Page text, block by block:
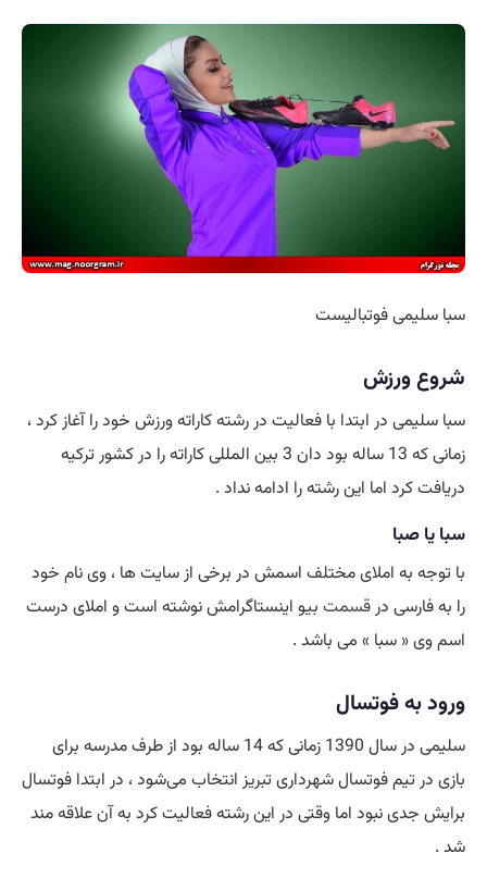
سبا سلیمی فوتبالیست
شروع ورزش
سبا سلیمی در ابتدا با فعالیت در رشته کاراته ورزش خود را آغاز کرد ،
زمانی که 13 ساله بود دان 3 بین المللی کاراته را در کشور ترکیه
دریافت کرد اما این رشته را ادامه نداد .
سبا یا صبا
با توجه به املای مختلف اسمش در برخی از سایت ها ، وی نام خود
را به فارسی درقسمت بیو اینستاگرامش نوشته است و املای درست
اسم وی « سبا » می باشد .
ورود به فوتسال
سلیمی در سال 1390 زمانی که 14 ساله بود از طرف مدرسه برای
بازی در تیم فوتسال شهرداری تبریز انتخاب می‌شود ، در ابتدا فوتسال
برایش جدی نبود اما وقتی در این رشته فعالیت کرد به آن علاقه مند
شد .